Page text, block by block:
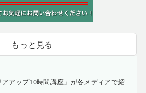
もっと見る
アアップ10時間講座」が各メディアで紹